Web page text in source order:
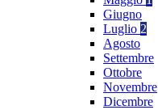
Giugno
Luglio 2
Agosto
Settembre
Ottobre
Novembre
Dicembre